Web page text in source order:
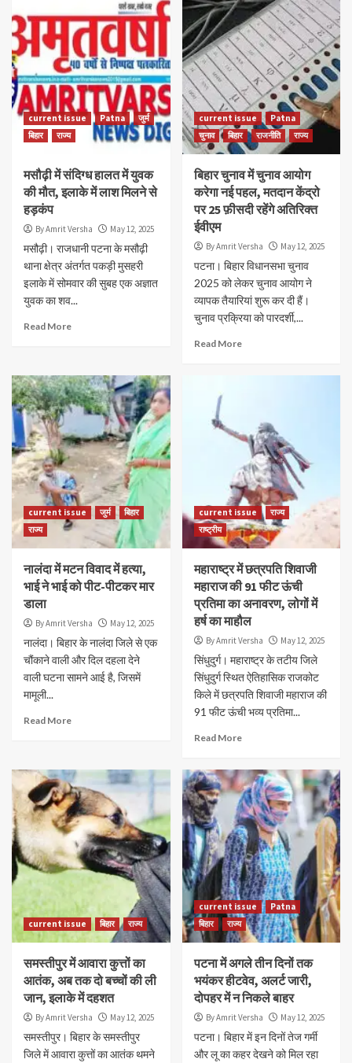
current issue Patna
जुर्म
बिहार
राज्य
मसौढ़ी में संदिग्ध हालत में युवक
की मौत, इलाके में लाश मिलने से
हड़कंप
By Amrit Versha May 12, 2025
मसौढ़ी। राजधानी पटना के मसौढ़ी
थाना क्षेत्र अंतर्गत पकड़ी मुसहरी
इलाके में सोमवार की सुबह एक अज्ञात
युवक का शव...
Read More
current issue
Patna
चुनाव
बिहार राजनीति राज्य
बिहार चुनाव में चुनाव आयोग
करेगा नई पहल, मतदान केंद्रो
पर 25 फ़ीसदी रहेंगे अतिरिक्त
ईवीएम
By Amrit Versha May 12, 2025
पटना। बिहार विधानसभा चुनाव
2025 को लेकर चुनाव आयोग ने
व्यापक तैयारियां शुरू कर दी हैं।
चुनाव प्रक्रिया को पारदर्शी,...
Read More
current issue जुर्म
बिहार
राज्य
नालंदा में मटन विवाद में हत्या,
भाई ने भाई को पीट-पीटकर मार
डाला
By Amrit Versha May 12, 2025
नालंदा। बिहार के नालंदा जिले से एक
चौंकाने वाली और दिल दहला देने
वाली घटना सामने आई है, जिसमें
मामूली...
Read More
current issue
राज्य
राष्ट्रीय
महाराष्ट्र में छत्रपति शिवाजी
महाराज की 91 फीट ऊंची
प्रतिमा का अनावरण, लोगों में
हर्ष का माहौल
By Amrit Versha May 12, 2025
सिंधुदुर्ग। महाराष्ट्र के तटीय जिले
सिंधुदुर्ग स्थित ऐतिहासिक राजकोट
किले में छत्रपति शिवाजी महाराज की
91 फीट ऊंची भव्य प्रतिमा...
Read More
current issue बिहार राज्य
समस्तीपुर में आवारा कुत्तों का
आतंक, अब तक दो बच्चों की ली
जान, इलाके में दहशत
By Amrit Versha May 12, 2025
समस्तीपुर। बिहार के समस्तीपुर
जिले में आवारा कुत्तों का आतंक थमने
current issue
Patna
बिहार
राज्य
पटना में अगले तीन दिनों तक
भयंकर हीटवेव, अलर्ट जारी,
दोपहर में न निकले बाहर
By Amrit Versha May 12, 2025
पटना। बिहार में इन दिनों तेज गर्मी
और लू का कहर देखने को मिल रहा